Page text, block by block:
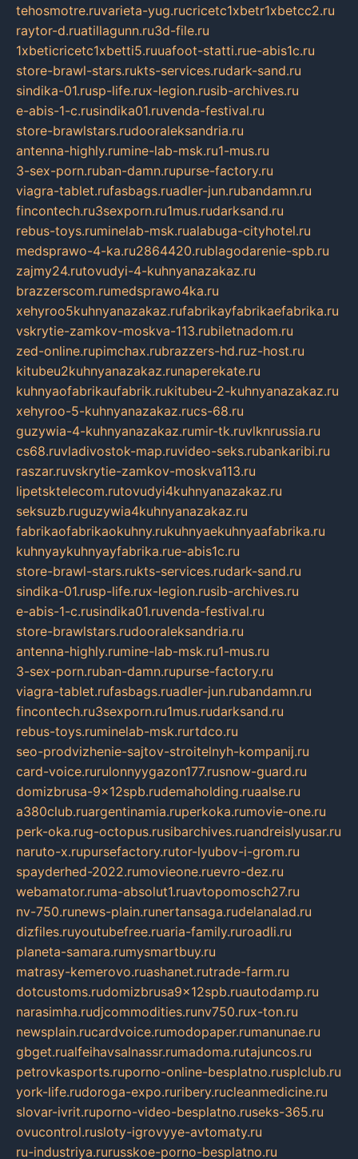
tehosmotre.ruvarieta-yug.rucricetc1xbetr1xbetcc2.ru
raytor-d.ruatillagunn.ru3d-file.ru
1xbeticricetc1xbetti5.ruuafoot-statti.rue-abis1c.ru
store-brawl-stars.rukts-services.rudark-sand.ru
sindika-01.rusp-life.rux-legion.rusib-archives.ru
e-abis-1-c.rusindika01.ruvenda-festival.ru
store-brawlstars.rudooraleksandria.ru
antenna-highly.rumine-lab-msk.ru1-mus.ru
3-sex-porn.ruban-damn.rupurse-factory.ru
viagra-tablet.rufasbags.ruadler-jun.rubandamn.ru
fincontech.ru3sexporn.ru1mus.rudarksand.ru
rebus-toys.ruminelab-msk.rualabuga-cityhotel.ru
medsprawo-4-ka.ru2864420.rublagodarenie-spb.ru
zajmy24.rutovudyi-4-kuhnyanazakaz.ru
brazzerscom.rumedsprawo4ka.ru
xehyroo5kuhnyanazakaz.rufabrikayfabrikaefabrika.ru
vskrytie-zamkov-moskva-113.rubiletnadom.ru
zed-online.rupimchax.rubrazzers-hd.ruz-host.ru
kitubeu2kuhnyanazakaz.runaperekate.ru
kuhnyaofabrikaufabrik.rukitubeu-2-kuhnyanazakaz.ru
xehyroo-5-kuhnyanazakaz.rucs-68.ru
guzywia-4-kuhnyanazakaz.rumir-tk.ruvlknrussia.ru
cs68.ruvladivostok-map.ruvideo-seks.rubankaribi.ru
raszar.ruvskrytie-zamkov-moskva113.ru
lipetsktelecom.rutovudyi4kuhnyanazakaz.ru
seksuzb.ruguzywia4kuhnyanazakaz.ru
fabrikaofabrikaokuhny.rukuhnyaekuhnyaafabrika.ru
kuhnyaykuhnyayfabrika.rue-abis1c.ru
store-brawl-stars.rukts-services.rudark-sand.ru
sindika-01.rusp-life.rux-legion.rusib-archives.ru
e-abis-1-c.rusindika01.ruvenda-festival.ru
store-brawlstars.rudooraleksandria.ru
antenna-highly.rumine-lab-msk.ru1-mus.ru
3-sex-porn.ruban-damn.rupurse-factory.ru
viagra-tablet.rufasbags.ruadler-jun.rubandamn.ru
fincontech.ru3sexporn.ru1mus.rudarksand.ru
rebus-toys.ruminelab-msk.rurtdco.ru
seo-prodvizhenie-sajtov-stroitelnyh-kompanij.ru
card-voice.rurulonnyygazon177.rusnow-guard.ru
domizbrusa-9x12spb.rudemaholding.ruaalse.ru
a380club.ruargentinamia.ruperkoka.rumovie-one.ru
perk-oka.rug-octopus.rusibarchives.ruandreislyusar.ru
naruto-x.rupursefactory.rutor-lyubov-i-grom.ru
spayderhed-2022.rumovieone.ruevro-dez.ru
webamator.ruma-absolut1.ruavtopomosch27.ru
nv-750.runews-plain.runertansaga.rudelanalad.ru
dizfiles.ruyoutubefree.ruaria-family.ruroadli.ru
planeta-samara.rumysmartbuy.ru
matrasy-kemerovo.ruashanet.rutrade-farm.ru
dotcustoms.rudomizbrusa9x12spb.ruautodamp.ru
narasimha.rudjcommodities.runv750.rux-ton.ru
newsplain.rucardvoice.rumodopaper.rumanunae.ru
gbget.rualfeihavsalnassr.rumadoma.rutajuncos.ru
petrovkasports.ruporno-online-besplatno.rusplclub.ru
york-life.rudoroga-expo.ruribery.rucleanmedicine.ru
slovar-ivrit.ruporno-video-besplatno.ruseks-365.ru
ovucontrol.rusloty-igrovyye-avtomaty.ru
ru-industriya.rurusskoe-porno-besplatno.ru